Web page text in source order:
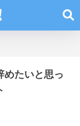
めたいと思っ